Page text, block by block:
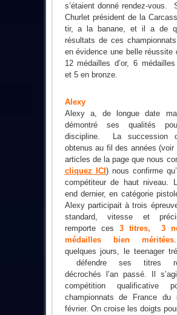
s’étaient donné rendez-vous.
Churlet président de la
tir, a la banane, et il a de
résultats de ces
en évidence une belle réussite
12 médailles d’or, 6 médailles
et 5 en bronze.
Alexy
Alexy a, de longue date
démontré ses qualités
discipline. La succession
obtenus au fil des années (voir
articles de la page que nous
cliquez ICI) nous confirme
compétiteur de haut niveau.
end dernier, en catégorie
Alexy participait à trois
standard, vitesse et
remporte ces 3 titres, 3
médailles bien méritées
quelques jours, le teenager
défendre ses titres
décrochés l’an passé. Il
compétition qualificative
championnats de France du
février. On croise les doigts